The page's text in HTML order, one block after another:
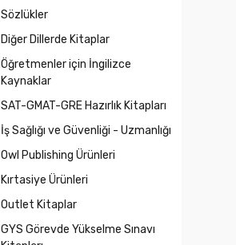
Sözlükler
Diğer Dillerde Kitaplar
Öğretmenler için İngilizce
Kaynaklar
SAT-GMAT-GRE Hazırlık Kitapları
İş Sağlığı ve Güvenliği - Uzmanlığı
Owl Publishing Ürünleri
Kırtasiye Ürünleri
Outlet Kitaplar
GYS Görevde Yükselme Sınavı